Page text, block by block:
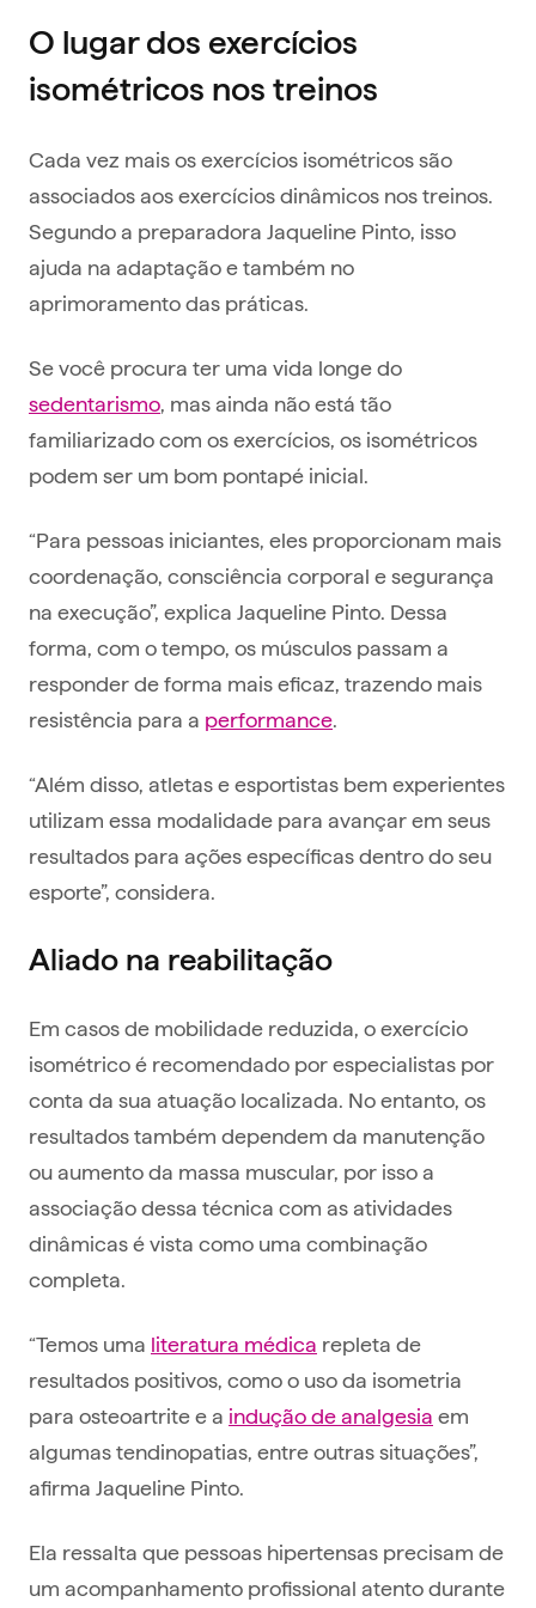
O lugar dos exercícios
isométricos nos treinos
Cada vez mais os exercícios isométricos são
associados aos exercícios dinâmicos nos treinos.
Segundo a preparadora Jaqueline Pinto, isso
ajuda na adaptação e também no
aprimoramento das práticas.
Se você procura ter uma vida longe do
sedentarismo, mas ainda não está tão
familiarizado com os exercícios, os isométricos
podem ser um bom pontapé inicial.
“Para pessoas iniciantes, eles proporcionam mais
coordenação, consciência corporal e segurança
na execução”, explica Jaqueline Pinto. Dessa
forma, com o tempo, os músculos passam a
responder de forma mais eficaz, trazendo mais
resistência para a performance.
“Além disso, atletas e esportistas bem experientes
utilizam essa modalidade para avançar em seus
resultados para ações específicas dentro do seu
esporte”, considera.
Aliado na reabilitação
Em casos de mobilidade reduzida, o exercício
isométrico é recomendado por especialistas por
conta da sua atuação localizada. No entanto, os
resultados também dependem da manutenção
ou aumento da massa muscular, por isso a
associação dessa técnica com as atividades
dinâmicas é vista como uma combinação
completa.
“Temos uma literatura médica repleta de
resultados positivos, como o uso da isometria
para osteoartrite e a indução de analgesia em
algumas tendinopatias, entre outras situações”,
afirma Jaqueline Pinto.
Ela ressalta que pessoas hipertensas precisam de
um acompanhamento profissional atento durante